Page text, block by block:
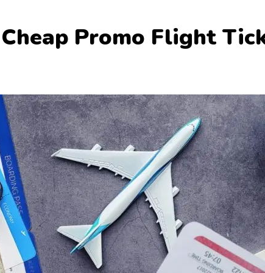
Promo Flight